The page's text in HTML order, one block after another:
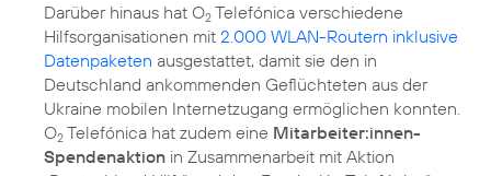
Darüber hinaus hat O2 Telefónica verschiedene
Hilfsorganisationen mit 2.000 WLAN-Routern inklusive
Datenpaketen ausgestattet, damit sie den in
Deutschland ankommenden Geflüchteten aus der
Ukraine mobilen Internetzugang ermöglichen konnten.
O2 Telefónica hat zudem eine Mitarbeiter:innen-
Spendenaktion in Zusammenarbeit mit Aktion